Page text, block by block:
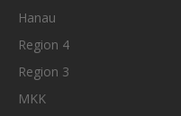
Hanau
Region 4
Region 3
MKK